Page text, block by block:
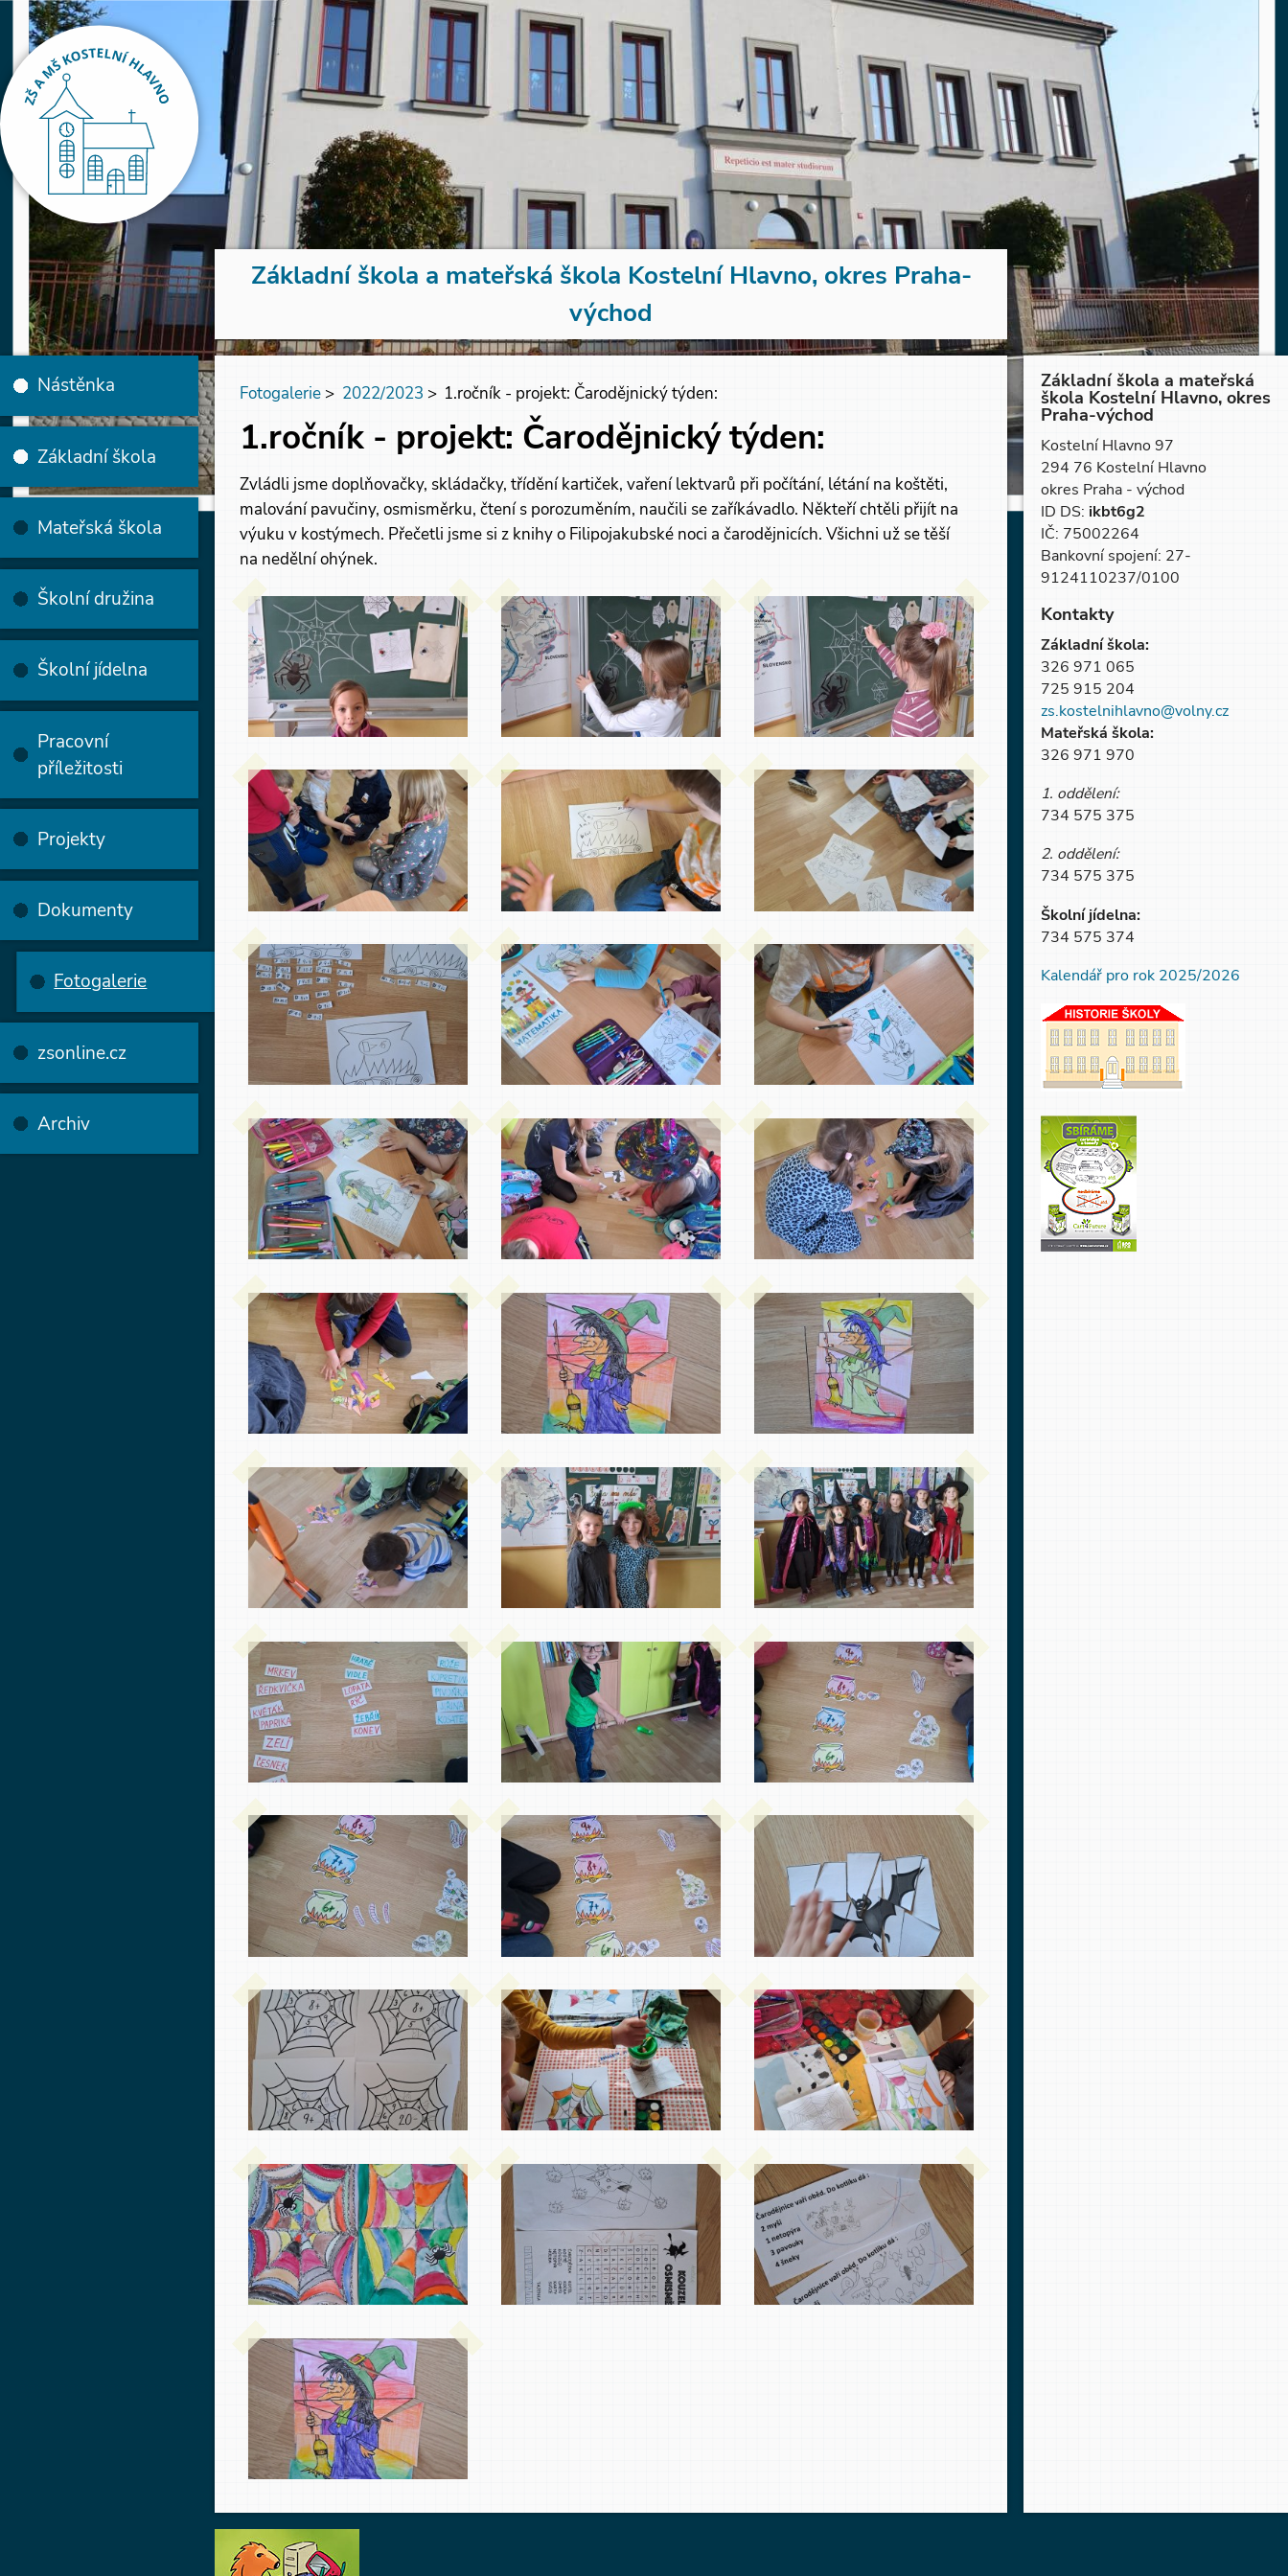
Základní škola a mateřská škola Kostelní Hlavno, okres Praha-
východ
Nástěnka
Základní škola
Mateřská škola
Školní družina
Školní jídelna
Pracovní
příležitosti
Projekty
Dokumenty
Fotogalerie
zsonline.cz
Archiv
Fotogalerie > 2022/2023 > 1.ročník - projekt: Čarodějnický týden:
1.ročník - projekt: Čarodějnický týden:
Zvládli jsme doplňovačky, skládačky, třídění kartiček, vaření lektvarů při počítání, létání na koštěti,
malování pavučiny, osmisměrku, čtení s porozuměním, naučili se zaříkávadlo. Někteří chtěli přijít na
výuku v kostýmech. Přečetli jsme si z knihy o Filipojakubské noci a čarodějnicích. Všichni už se těší
na nedělní ohýnek.
Základní škola a mateřská
škola Kostelní Hlavno, okres
Praha-východ
Kostelní Hlavno 97
294 76 Kostelní Hlavno
okres Praha - východ
ID DS: ikbt6g2
IČ: 75002264
Bankovní spojení: 27-
9124110237/0100
Kontakty
Základní škola:
326 971 065
725 915 204
zs.kostelnihlavno@volny.cz
Mateřská škola:
326 971 970
1. oddělení:
734 575 375
2. oddělení:
734 575 375
Školní jídelna:
734 575 374
Kalendář pro rok 2025/2026